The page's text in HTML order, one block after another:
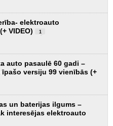
elektroauto
VIDEO)
1
auto pasaulē 60 gadi –
versiju 99 vienībās (+
un baterijas ilgums –
interesējas elektroauto